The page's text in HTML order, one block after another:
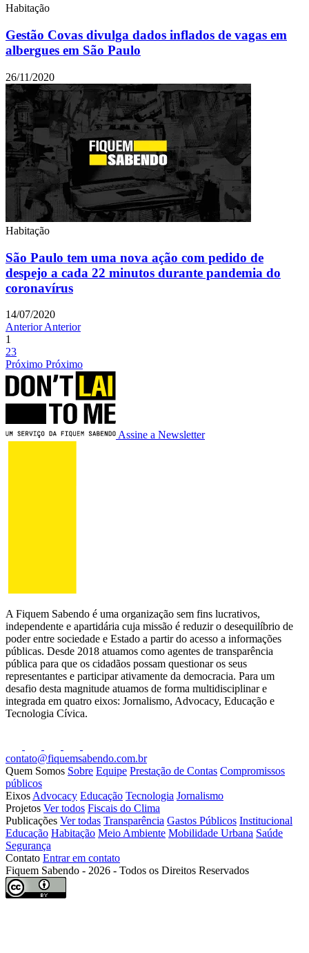
Habitação
Gestão Covas divulga dados inflados de vagas em
albergues em São Paulo
26/11/2020
Habitação
São Paulo tem uma nova ação com pedido de
despejo a cada 22 minutos durante pandemia do
coronavírus
14/07/2020
AnteriorAnterior
1
23
Próximo Próximo
Assine a Newsletter
A Fiquem Sabendo é uma organização sem fins lucrativos,
independente e apartidária cuja missão é reduzir o desequilíbrio de
poder entre sociedade e Estado a partir do acesso a informações
públicas. Desde 2018 atuamos como agentes de transparência
pública para que os cidadãos possam questionar os seus
representantes e participar ativamente da democracia. Para um
desafio desta magnitude atuamos de forma multidisciplinar e
integrada em quatro eixos: Jornalismo, Advocacy, Educação e
Tecnologia Cívica.
contato@fiquemsabendo.com.br
Quem Somos Sobre Equipe Prestação de Contas Compromissos
públicos
Eixos Advocacy Educação Tecnologia Jornalismo
Projetos Ver todos Fiscais do Clima
Publicações Ver todas Transparência Gastos Públicos Institucional
Educação Habitação Meio Ambiente Mobilidade Urbana Saúde
Segurança
Contato Entrar em contato
Fiquem Sabendo - 2026 - Todos os Direitos Reservados